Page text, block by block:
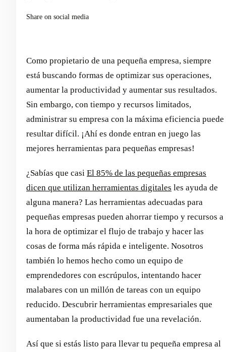
Share on social media
Como propietario de una pequeña empresa, siempre
está buscando formas de optimizar sus operaciones,
aumentar la productividad y aumentar sus resultados.
Sin embargo, con tiempo y recursos limitados,
administrar su empresa con la máxima eficiencia puede
resultar difícil. ¡Ahí es donde entran en juego las
mejores herramientas para pequeñas empresas!
¿Sabías que casi El 85% de las pequeñas empresas
dicen que utilizan herramientas digitales les ayuda de
alguna manera? Las herramientas adecuadas para
pequeñas empresas pueden ahorrar tiempo y recursos a
la hora de optimizar el flujo de trabajo y hacer las
cosas de forma más rápida e inteligente. Nosotros
también lo hemos hecho como un equipo de
emprendedores con escrúpulos, intentando hacer
malabares con un millón de tareas con un equipo
reducido. Descubrir herramientas empresariales que
aumentaban la productividad fue una revelación.
Así que si estás listo para llevar tu pequeña empresa al